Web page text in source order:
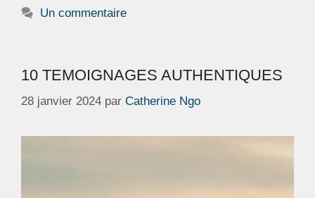
Un commentaire
10 TEMOIGNAGES AUTHENTIQUES
28 janvier 2024 par Catherine Ngo